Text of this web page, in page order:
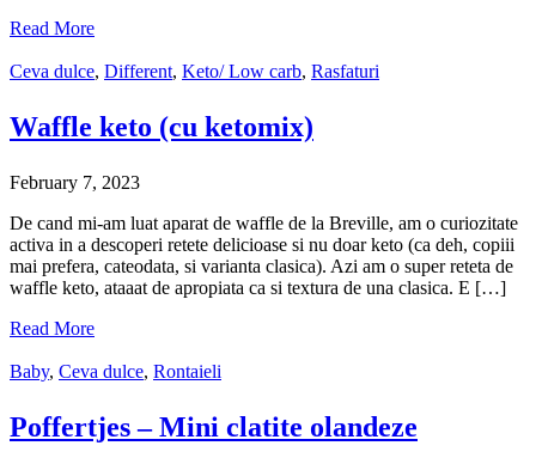
Read More
Ceva dulce, Different, Keto/ Low carb, Rasfaturi
Waffle keto (cu ketomix)
February 7, 2023
De cand mi-am luat aparat de waffle de la Breville, am o curiozitate
activa in a descoperi retete delicioase si nu doar keto (ca deh, copiii
mai prefera, cateodata, si varianta clasica). Azi am o super reteta de
waffle keto, ataaat de apropiata ca si textura de una clasica. E […]
Read More
Baby, Ceva dulce, Rontaieli
Poffertjes – Mini clatite olandeze